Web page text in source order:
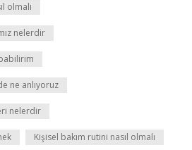
olmalı
nelerdir
ne anlıyoruz
nelerdir
Kişisel bakım rutini nasıl olmalı